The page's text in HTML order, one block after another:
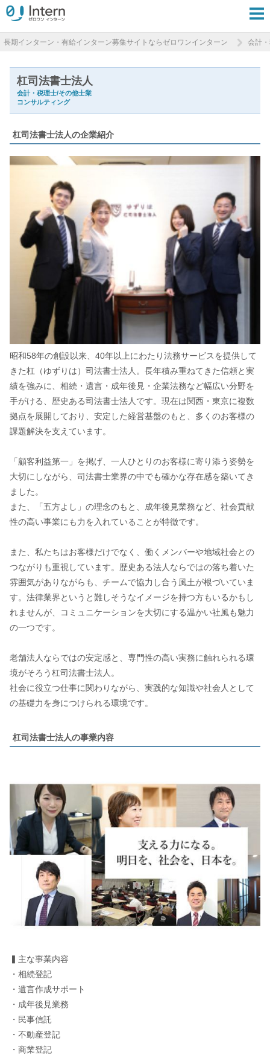
長期インターン・有給インターン募集サイトならゼロワンインターン 会計
杠司法書士法人
会計・税理士/その他士業
コンサルティング
杠司法書士法人の企業紹介
昭和58年の創設以来、40年以上にわたり法務サービスを提供して
きた杠（ゆずりは）司法書士法人。長年積み重ねてきた信頼と実
績を強みに、相続・遺言・成年後見・企業法務など幅広い分野を
手がける、歴史ある司法書士法人です。現在は関西・東京に複数
拠点を展開しており、安定した経営基盤のもと、多くのお客様の
課題解決を支えています。
「顧客利益第一」を掲げ、一人ひとりのお客様に寄り添う姿勢を
大切にしながら、司法書士業界の中でも確かな存在感を築いてき
ました。
また、「五方よし」の理念のもと、成年後見業務など、社会貢献
性の高い事業にも力を入れていることが特徴です。
また、私たちはお客様だけでなく、働くメンバーや地域社会との
つながりも重視しています。歴史ある法人ならではの落ち着いた
雰囲気がありながらも、チームで協力し合う風土が根づいていま
す。法律業界というと難しそうなイメージを持つ方もいるかもし
れませんが、コミュニケーションを大切にする温かい社風も魅力
の一つです。
老舗法人ならではの安定感と、専門性の高い実務に触れられる環
境がそろう杠司法書士法人。
社会に役立つ仕事に関わりながら、実践的な知識や社会人として
の基礎力を身につけられる環境です。
杠司法書士法人の事業内容
▍主な事業内容
・相続登記
・遺言作成サポート
・成年後見業務
・民事信託
・不動産登記
・商業登記